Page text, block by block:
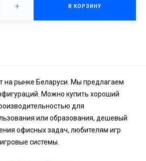
+ В КОРЗИНУ
на рынке Беларуси. Мы предлагаем
Можно купить хороший
для
или образования, дешевый
офисных задач, любителям игр
системы.